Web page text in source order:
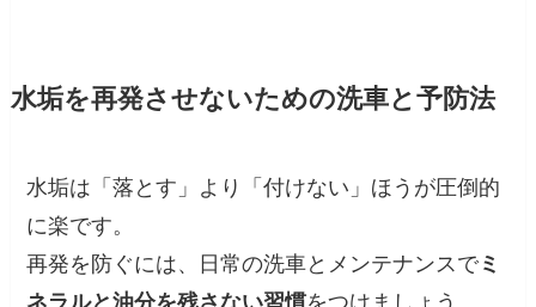
水垢を再発させないための洗車と予防法
水垢は「落とす」より「付けない」ほうが圧倒的
に楽です。
再発を防ぐには、日常の洗車とメンテナンスでミ
ネラルと油分を残さない習慣をつけましょう。